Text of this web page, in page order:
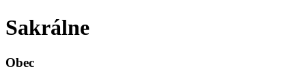
Sakrálne
Obec